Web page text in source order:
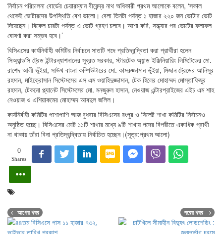
নির্বাচন পরিচালনা বোর্ডের চেয়ারম্যান বীরেন্দ্র নাথ অধিকারী প্রথম আলোকে বলেন, ‘সকাল
থেকেই ভোটারদের উপস্থিতি বেশ ভালো। বেলা তিনটা পর্যন্ত ১ হাজার ২২০ জন ভোটার ভোট
দিয়েছেন। বিকেল চারটা পর্যন্ত এ ভোট গ্রহণ চলবে। আশা করি, সন্ধ্যার পর ভোটের ফলাফল
ঘোষণা করা সম্ভব হবে।’
বিসিএসের কার্যনির্বাহী কমিটির নির্বাচনে সাতটি পদে প্রতিদ্বন্দ্বিতা করা প্রার্থীরা হলেন
সিঅ্যান্ডসি ট্রেড ইন্টারন্যাশনালের সুব্রত সরকার, স্টারটেক অ্যান্ড ইঞ্জিনিয়ারিং লিমিটেডের মো.
রাশেদ আলী ভূঁইয়া, সাউথ বাংলা কম্পিউটারের মো. কামরুজ্জামান ভূঁইয়া, মিজান ট্রেডের আনিসুর
রহমান, মাইক্রোসান সিস্টেমসের এস এম ওয়াহিদুজ্জামান, টেক হিলের মোহাম্মদ মোস্তাফিজুর
রহমান, টেকনো প্ল্যানেট সিস্টেমসের মো. মনজুরুল হাসান, নেওয়াজ এন্টারপ্রাইজের এইচ এম শাহ
নেওয়াজ ও এশিয়াকমের মোহাম্মদ আবদুল জলিল।
কার্যনির্বাহী কমিটির পাশাপাশি আজ বুধবার বিসিএসের রংপুর ও সিলেট শাখা কমিটির নির্বাচনও
অনুষ্ঠিত হচ্ছে। বিসিএসের মোট ১১টি শাখার মধ্যে ৯টি শাখায় পদের বিপরীতে একাধিক প্রার্থী
না থাকায় তাঁরা বিনা প্রতিদ্বন্দ্বিতায় নির্বাচিত হচ্ছেন।(সূত্র:প্রথম আলো)
0
Shares
আগের খবর পরের খবর